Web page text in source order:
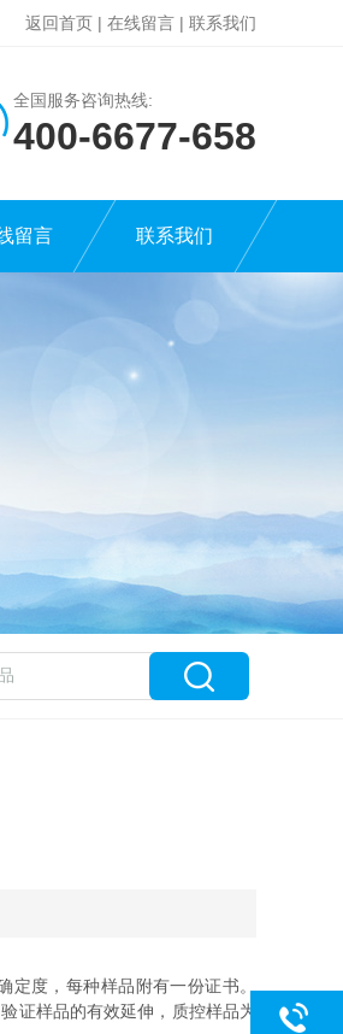
返回首页 | 在线留言 | 联系我们
全国服务咨询热线:
400-6677-658
留言 联系我们
度，每种样品附有一份证书。
证样品的有效延伸，质控样品为